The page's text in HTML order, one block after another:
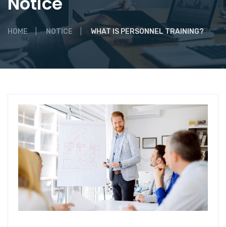
HOME NOTICE WHAT IS PERSONNEL TRAINING?